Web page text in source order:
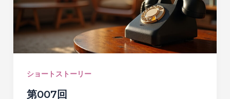
ショートストーリー
第007回